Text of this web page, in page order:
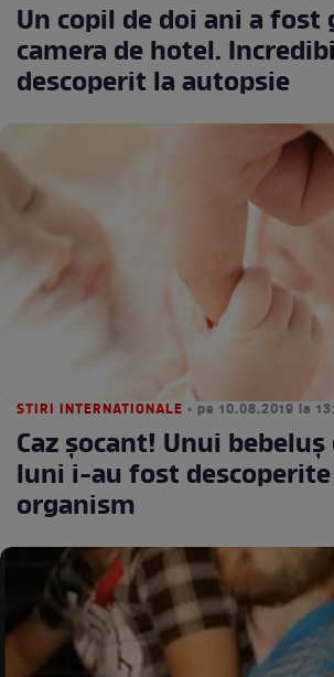
Un copil de doi ani a
camera de hotel.
descoperit la autopsie
STIRI INTERNATIONALE • pe 10.08.2019 la
Caz șocant! Unui bebeluș
luni i-au fost
organism